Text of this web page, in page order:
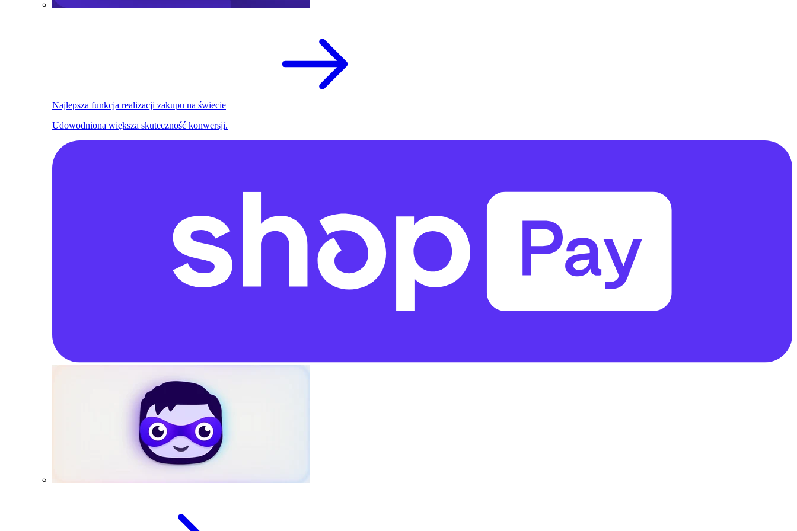
Najlepsza funkcja realizacji zakupu na świecie
Udowodniona większa skuteczność konwersji.